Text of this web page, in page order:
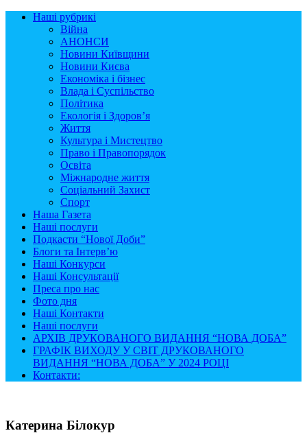
Наші рубрикі
Війна
АНОНСИ
Новини Київщини
Новини Києва
Економіка і бізнес
Влада і Суспільство
Політика
Екологія і Здоров’я
Життя
Культура і Мистецтво
Право і Правопорядок
Освіта
Міжнародне життя
Соціальний Захист
Спорт
Наша Газета
Наші послуги
Подкасти “Нової Доби”
Блоги та Інтерв’ю
Наші Конкурси
Наші Консультації
Преса про нас
Фото дня
Наші Контакти
Наші послуги
АРХІВ ДРУКОВАНОГО ВИДАННЯ “НОВА ДОБА”
ГРАФІК ВИХОДУ У СВІТ ДРУКОВАНОГО
ВИДАННЯ “НОВА ДОБА” У 2024 РОЦІ
Контакти:
Катерина Білокур